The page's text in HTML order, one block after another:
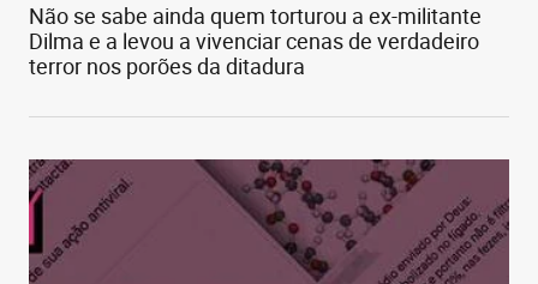
Não se sabe ainda quem torturou a ex-militante
Dilma e a levou a vivenciar cenas de verdadeiro
terror nos porões da ditadura